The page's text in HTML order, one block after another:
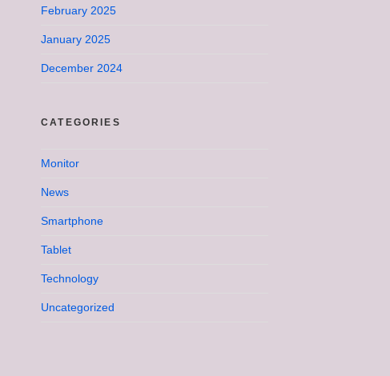
February 2025
January 2025
December 2024
CATEGORIES
Monitor
News
Smartphone
Tablet
Technology
Uncategorized